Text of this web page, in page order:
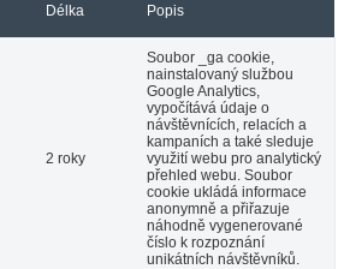
Délka Popis
2 roky
Soubor _ga cookie,
nainstalovaný službou
Google Analytics,
vypočítává údaje o
návštěvnících, relacích a
kampaních a také sleduje
využití webu pro analytický
přehled webu. Soubor
cookie ukládá informace
anonymně a přiřazuje
náhodně vygenerované
číslo k rozpoznání
unikátních návštěvníků.